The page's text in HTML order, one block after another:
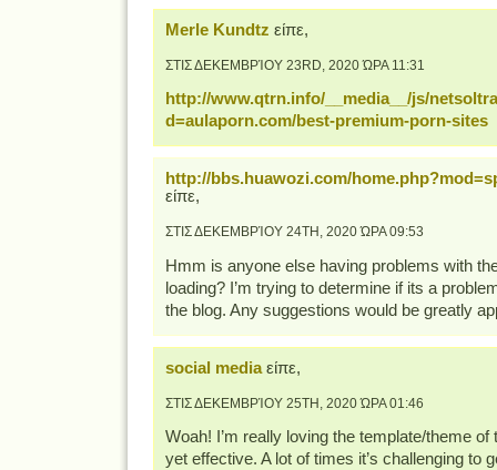
Merle Kundtz είπε,
ΣΤΙΣ ΔΕΚΕΜΒΡΊΟΥ 23RD, 2020 ΏΡΑ 11:31
http://www.qtrn.info/__media__/js/
d=aulaporn.com/best-premium-porn-sites
http://bbs.huawozi.com/
είπε,
ΣΤΙΣ ΔΕΚΕΜΒΡΊΟΥ 24TH, 2020 ΏΡΑ 09:53
Hmm is anyone else having problems with
loading? I’m trying to determine if its a
the blog. Any suggestions would be greatly
social mediaείπε,
ΣΤΙΣ ΔΕΚΕΜΒΡΊΟΥ 25TH, 2020 ΏΡΑ 01:46
Woah! I’m really loving the template/theme of
yet effective. A lot of times it’s challenging to